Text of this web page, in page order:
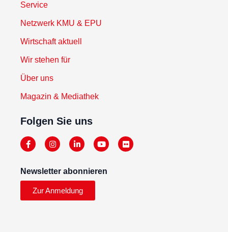
Service
Netzwerk KMU & EPU
Wirtschaft aktuell
Wir stehen für
Über uns
Magazin & Mediathek
Folgen Sie uns
Newsletter abonnieren
Zur Anmeldung